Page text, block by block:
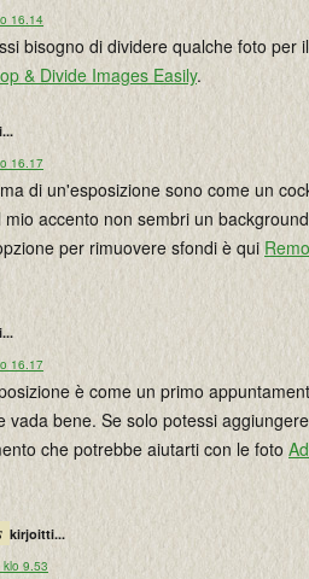
16.14
bisogno di dividere qualche foto per
& Divide Images Easily.
16.17
di un'esposizione sono come un
accento non sembri un
per rimuovere sfondi è qui
16.17
è come un primo
vada bene. Se solo potessi
che potrebbe aiutarti con le foto
kirjoitti...
9.53